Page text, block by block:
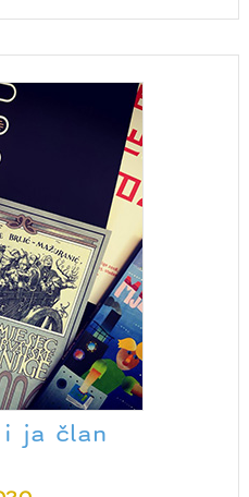
i ja član